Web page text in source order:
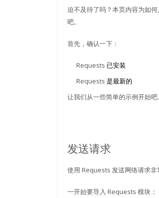
迫不及待了吗？本页内容为如
吧。
首先，确认一下：
Requests 已安装
Requests 是最新的
让我们从一些简单的示例开始吧。
发送请求
使用 Requests 发送网络请求非
一开始要导入 Requests 模块：